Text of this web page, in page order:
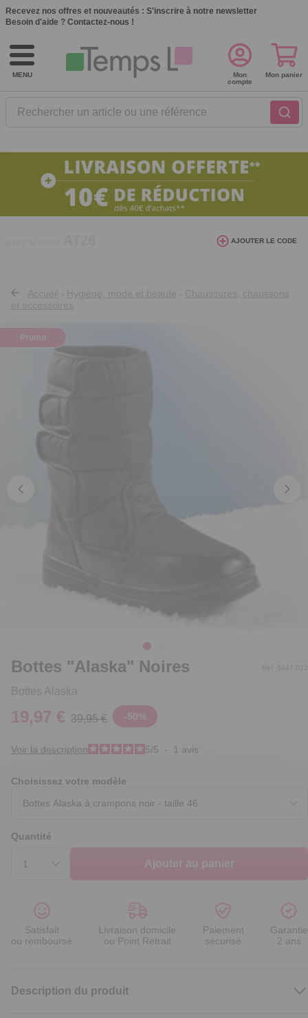
Recevez nos offres et nouveautés : S'inscrire à notre newsletter
Besoin d'aide ? Contactez-nous !
MENU
Rechercher un article ou une référence
Mon
compte
Mon panier
avec le code AT26
AJOUTER LE CODE
Accueil Hygiène, mode et beauté
Chaussures, chaussons
et accessoires
Promo
Bottes "Alaska" Noires
Bottes Alaska
Réf. 9447.012
19,97 € 39,95 € -50%
Voir la description 5/5 - 1 avis
Choisissez votre modèle
Quantité
Ajouter au panier
Satisfait
ou remboursé
Livraison domicile
ou Point Retrait
Paiement
sécurisé
Garantie
2 ans
Description du produit